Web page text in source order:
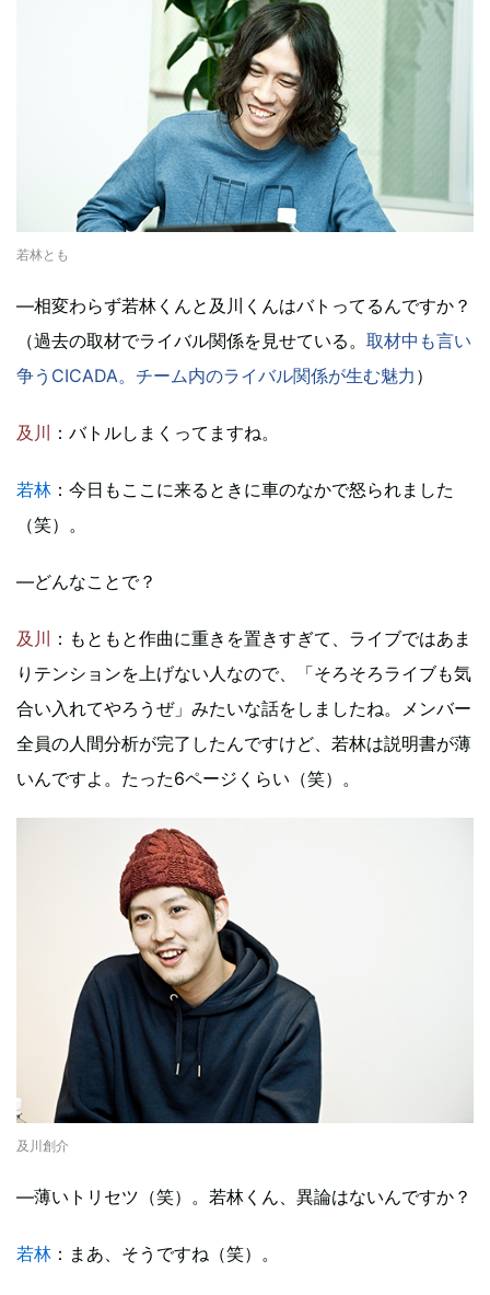
若林とも
―相変わらず若林くんと及川くんはバトってるんですか？
（過去の取材でライバル関係を見せている。 取材中も言い
争うCICADA。チーム内のライバル関係が生む魅力 ）
及川 ：バトルしまくってますね。
若林 ：今日もここに来るときに車のなかで怒られました
（笑）。
―どんなことで？
及川
：もともと作曲に重きを置きすぎて、ライブではあま
りテンションを上げない人なので、「そろそろライブも気
合い入れてやろうぜ」みたいな話をしましたね。メンバー
全員の人間分析が完了したんですけど、若林は説明書が薄
いんですよ。たった6ページくらい（笑）。
及川創介
―薄いトリセツ（笑）。若林くん、異論はないんですか？
若林 ：まあ、そうですね（笑）。